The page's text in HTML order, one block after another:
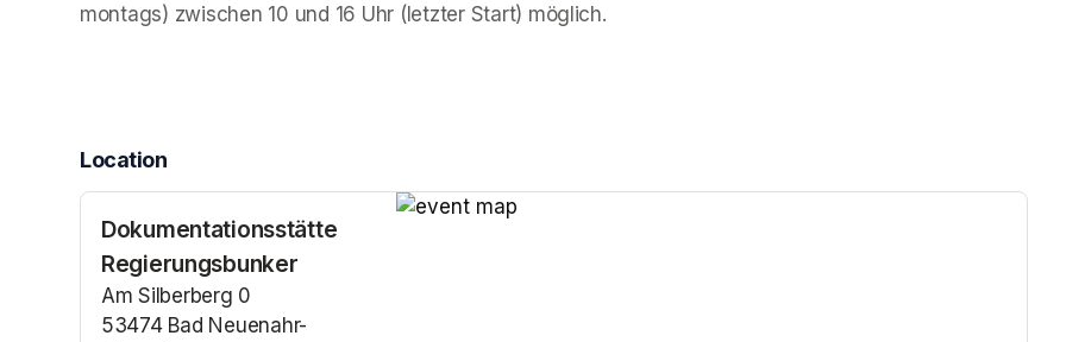
montags) zwischen 10 und 16 Uhr (letzter Start) möglich.
Location
Dokumentationsstätte
Regierungsbunker
Am Silberberg 0
53474 Bad Neuenahr-